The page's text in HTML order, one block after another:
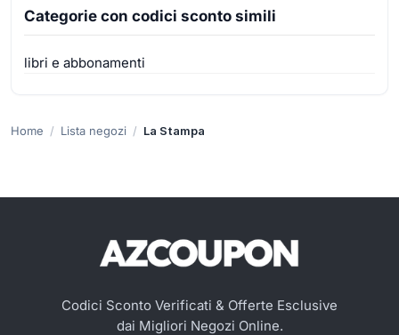
Categorie con codici sconto simili
libri e abbonamenti
Home Lista negozi La Stampa
Codici Sconto Verificati & Offerte Esclusive
dai Migliori Negozi Online.